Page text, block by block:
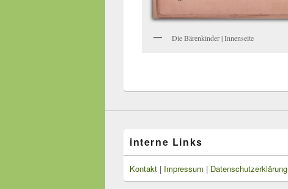
Die Bärenkinder | Innenseite
interne Links
Kontakt | Impressum | Datenschutzerklärung